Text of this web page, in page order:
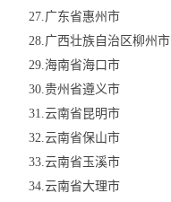
27.广东省惠州市
28.广西壮族自治区柳州市
29.海南省海口市
30.贵州省遵义市
31.云南省昆明市
32.云南省保山市
33.云南省玉溪市
34.云南省大理市